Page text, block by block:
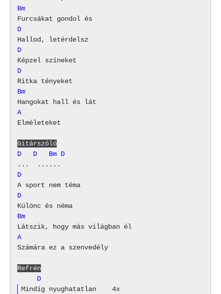
Bm
D
D
D
Bm
A
Elméleteket
Gitárszóló
D   D   Bm D
D
D
Bm
A
Számára ez a szenvedély
Refrén
     D